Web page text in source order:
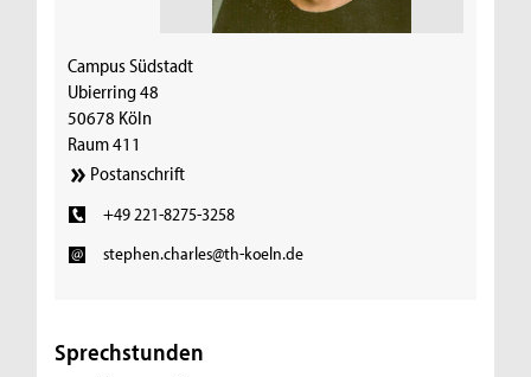
Campus Südstadt
Ubierring 48
50678 Köln
Raum 411
Postanschrift
+49 221-8275-3258
stephen.charles@th-koeln.de
Sprechstunden